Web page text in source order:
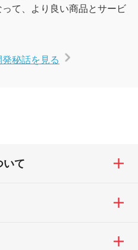
て、より良い商品とサービ
秘話を見る
いて